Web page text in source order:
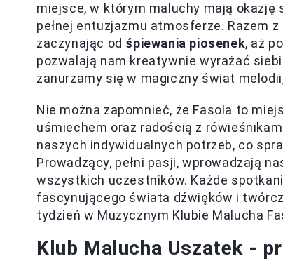
miejsce, w którym maluchy mają
pełnej entuzjazmu atmosferze. Razem
zaczynając od śpiewania piosenek, aż
pozwalają nam kreatywnie wyrażać
zanurzamy się w magiczny świat
Nie można zapomnieć, że Fasola to
uśmiechem oraz radością z
naszych indywidualnych potrzeb, co
Prowadzący, pełni pasji, wprowadzają
wszystkich uczestników. Każde
fascynującego świata dźwięków i
tydzień w Muzycznym Klubie Malucha
Klub Malucha Uszatek -